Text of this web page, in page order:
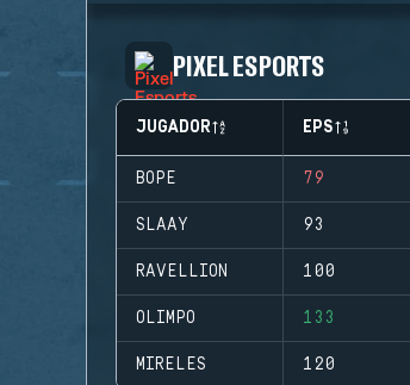
PIXEL ESPORTS
JUGADOR EPS
BOPE 79
SLAAY 93
RAVELLION 100
OLIMPO 133
MIRELES 120